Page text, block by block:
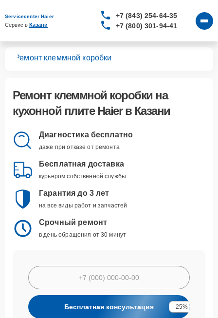
Servicecenter Haier
Сервис в Казани
+7 (843) 254-64-35
+7 (800) 301-94-41
Ремонт клеммной коробки
Ремонт клеммной коробки на
кухонной плите Haier в Казани
Диагностика бесплатно
даже при отказе от ремонта
Бесплатная доставка
курьером собственной службы
Гарантия до 3 лет
на все виды работ и запчастей
Срочный ремонт
в день обращения от 30 минут
Бесплатная консультация -25%